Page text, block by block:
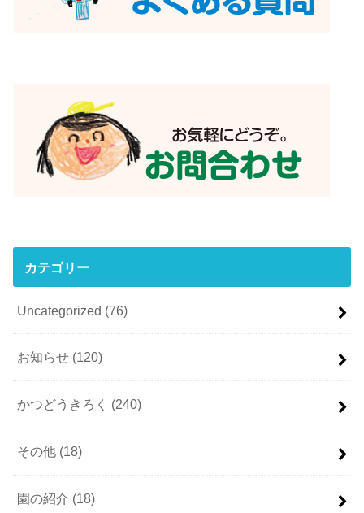
カテゴリー
Uncategorized (76)
お知らせ (120)
かつどうきろく (240)
その他 (18)
園の紹介 (18)